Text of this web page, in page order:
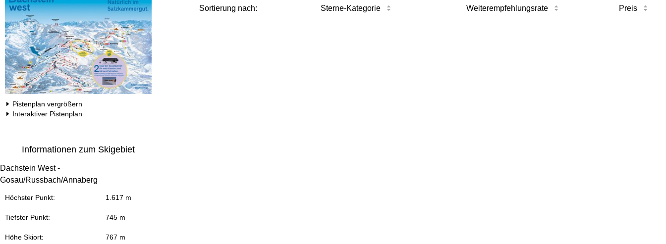
Pistenplan vergrößern
Interaktiver Pistenplan
Informationen zum Skigebiet
Dachstein West -
Gosau/Russbach/Annaberg
Höchster Punkt: 1.617 m
Tiefster Punkt: 745 m
Höhe Skiort: 767 m
Sortierung nach: Sterne-Kategorie Weiterempfehlungsrate Preis